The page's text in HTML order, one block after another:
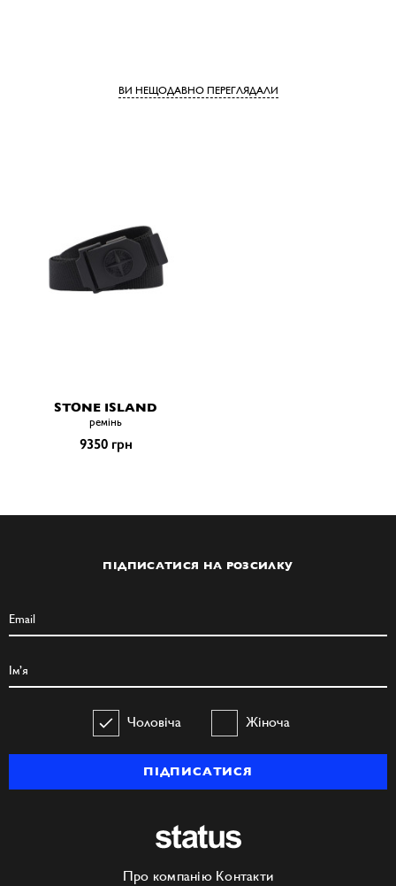
ВИ НЕЩОДАВНО ПЕРЕГЛЯДАЛИ
STONE ISLAND
ремiнь
9350 грн
ПІДПИСАТИСЯ НА РОЗСИЛКУ
Чоловіча Жіноча
ПІДПИСАТИСЯ
Про компанію Контакти